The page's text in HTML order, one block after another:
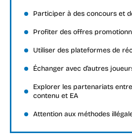
Participer à des concours et
Profiter des offres
Utiliser des plateformes de
Échanger avec d’autres
Explorer les partenariats
contenu et EA
Attention aux méthodes